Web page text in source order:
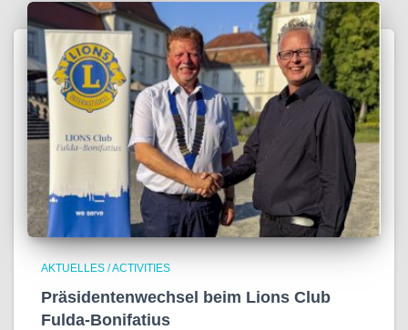
AKTUELLES / ACTIVITIES
Präsidentenwechsel beim Lions Club
Fulda-Bonifatius